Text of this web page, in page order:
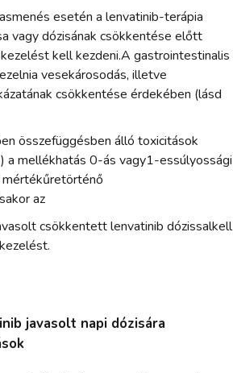
esetén a lenvatinib-terápia
vagy dózisának csökkentése előtt
kell kezdeni.A gastrointestinalis
vesekárosodás, illetve
csökkentése érdekében (lásd
összefüggésben álló toxicitások
a mellékhatás 0-ás vagy1-essúlyossági
mértékűretörténő
az
csökkentett lenvatinib dózissalkell
javasolt napi dózisára